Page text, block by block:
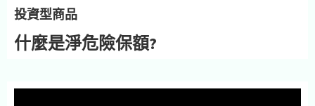
投資型商品
什麼是淨危險保額?